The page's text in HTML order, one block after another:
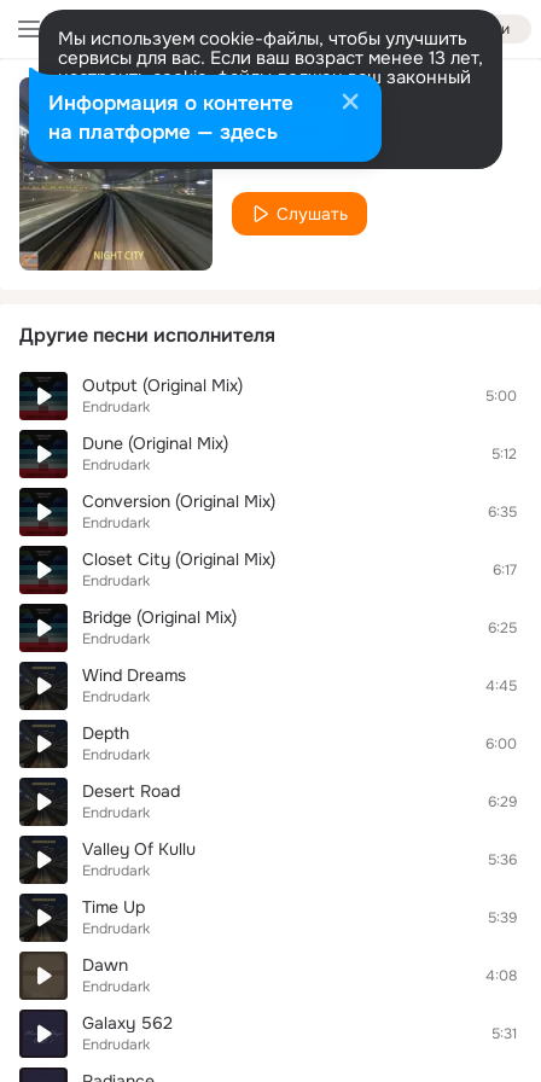
Войти
Мы используем cookie-файлы, чтобы улучшить
сервисы для вас. Если ваш возраст менее 13 лет,
настроить cookie-файлы должен ваш законный
представитель. Больше информации
Разрешить все Настроить
Night City
Endrudark
Слушать
Другие песни исполнителя
Output (Original Mix)
Endrudark
5:00
Dune (Original Mix)
Endrudark
5:12
Conversion (Original Mix)
Endrudark
6:35
Closet City (Original Mix)
Endrudark
6:17
Bridge (Original Mix)
Endrudark
6:25
Wind Dreams
Endrudark
4:45
Depth
Endrudark
6:00
Desert Road
Endrudark
6:29
Valley Of Kullu
Endrudark
5:36
Time Up
Endrudark
5:39
Dawn
Endrudark
4:08
Galaxy 562
Endrudark
5:31
Информация о контенте
на платформе — здесь